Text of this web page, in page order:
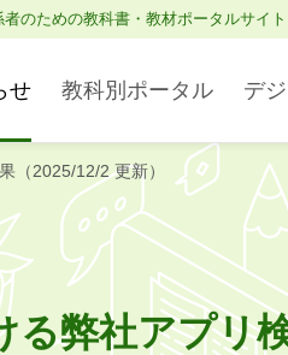
者のための教科書・教材ポータルサイト
せ 教科別ポータル
数科
デ
D.B. オンライン
（2025/12/2 更新）
弊社アプリ